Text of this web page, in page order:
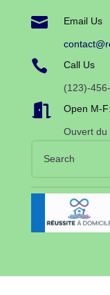
 Email Us
 Call Us
(123)-
 Open M-
Ouvert du